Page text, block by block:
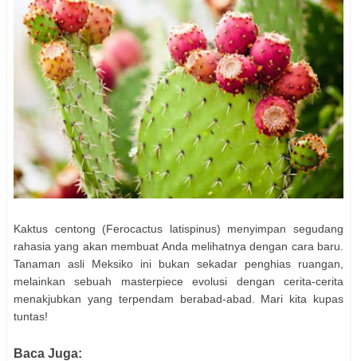
Kaktus centong (Ferocactus latispinus) menyimpan segudang
rahasia yang akan membuat Anda melihatnya dengan cara baru.
Tanaman asli Meksiko ini bukan sekadar penghias ruangan,
melainkan sebuah masterpiece evolusi dengan cerita-cerita
menakjubkan yang terpendam berabad-abad. Mari kita kupas
tuntas!
Baca Juga: